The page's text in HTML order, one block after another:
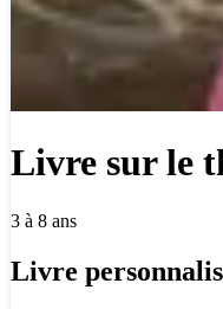
Livre sur le
3 à 8 ans
Livre